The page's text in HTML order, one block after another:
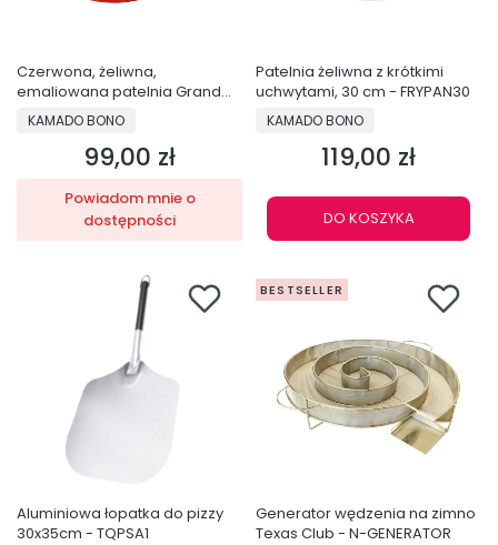
Czerwona, żeliwna,
emaliowana patelnia Grand
Feu, 25 cm - FRYP25R
PRODUCENT
KAMADO BONO
Cena
99,00 zł
Powiadom mnie o
dostępności
Patelnia żeliwna z krótkimi
uchwytami, 30 cm - FRYPAN30
PRODUCENT
KAMADO BONO
Cena
119,00 zł
DO KOSZYKA
Aluminiowa łopatka do pizzy
30x35cm - TQPSA1
BESTSELLER
Generator wędzenia na zimno
Texas Club - N-GENERATOR